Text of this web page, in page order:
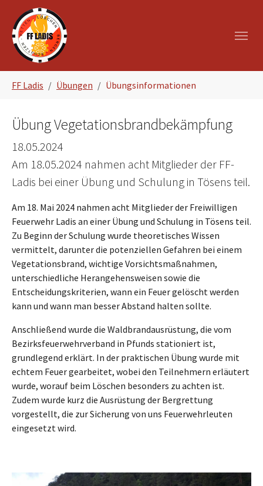
Zum Hauptinhalt springen
Skip to page footer
FF Ladis Übungen Übungsinformationen
Übung Vegetationsbrandbekämpfung
18.05.2024
Am 18.05.2024 nahmen acht Mitglieder der FF-
Ladis bei einer Übung und Schulung in Tösens teil.
Am 18. Mai 2024 nahmen acht Mitglieder der Freiwilligen
Feuerwehr Ladis an einer Übung und Schulung in Tösens teil.
Zu Beginn der Schulung wurde theoretisches Wissen
vermittelt, darunter die potenziellen Gefahren bei einem
Vegetationsbrand, wichtige Vorsichtsmaßnahmen,
unterschiedliche Herangehensweisen sowie die
Entscheidungskriterien, wann ein Feuer gelöscht werden
kann und wann man besser Abstand halten sollte.
Anschließend wurde die Waldbrandausrüstung, die vom
Bezirksfeuerwehrverband in Pfunds stationiert ist,
grundlegend erklärt. In der praktischen Übung wurde mit
echtem Feuer gearbeitet, wobei den Teilnehmern erläutert
wurde, worauf beim Löschen besonders zu achten ist.
Zudem wurde kurz die Ausrüstung der Bergrettung
vorgestellt, die zur Sicherung von uns Feuerwehrleuten
eingesetzt wird.